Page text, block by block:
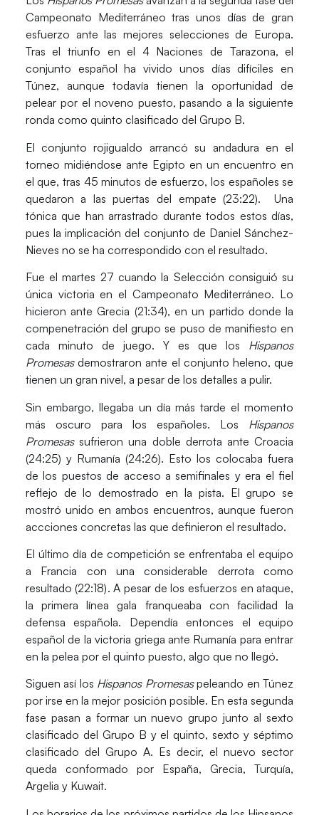
Campeonato Mediterráneo tras unos días de gran
esfuerzo ante las mejores selecciones de Europa.
Tras el triunfo en el 4 Naciones de Tarazona, el
conjunto español ha vivido unos días difíciles en
Túnez, aunque todavía tienen la oportunidad de
pelear por el noveno puesto, pasando a la siguiente
ronda como quinto clasificado del Grupo B.
El conjunto rojigualdo arrancó su andadura en el
torneo midiéndose ante Egiptoen un encuentro en
el que, tras 45 minutos de esfuerzo, los españoles se
quedaron a las puertas del empate(23:22). Una
tónica que han arrastrado durante todos estos días,
pues la implicación del conjunto de Daniel Sánchez-
Nieves no se ha correspondido con el resultado.
Fue el martes 27 cuando la Selección consiguió su
única victoria en el Campeonato Mediterráneo. Lo
hicieron anteGrecia (21:34), en un partido donde la
compenetración del grupo se puso de manifiesto en
cada minuto de juego. Y es que los Hispanos
Promesasdemostraron ante el conjunto heleno, que
tienen un gran nivel, a pesar de los detalles a pulir.
Sin embargo, llegaba un día más tarde el momento
más oscuro para los españoles. Los Hispanos
Promesassufrieron una doble derrota ante Croacia
(24:25) y Rumanía (24:26). Esto los colocaba fuera
de los puestos de acceso a semifinales y era el fiel
reflejo de lo demostrado en la pista. El grupo se
mostró unido en ambos encuentros, aunque fueron
accciones concretas las que definieron el resultado.
El último día de competición se enfrentaba el equipo
a Francia con una considerable derrota como
resultado (22:18). A pesar de los esfuerzos en ataque,
la primera línea gala franqueaba con facilidad la
defensa española. Dependía entonces el equipo
español de la victoria griega ante Rumanía para entrar
en la pelea por el quinto puesto, algo que no llegó.
Siguen así los Hispanos Promesaspeleando en Túnez
por irse en la mejor posición posible. En esta segunda
fase pasan a formar un nuevo grupo junto al sexto
clasificado del Grupo B y el quinto, sexto y séptimo
clasificado del Grupo A. Es decir, el nuevo sector
queda conformado porEspaña, Grecia, Turquía,
Argelia y Kuwait.